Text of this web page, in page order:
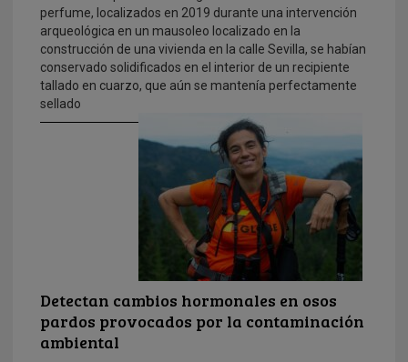
perfume, localizados en 2019 durante una intervención
arqueológica en un mausoleo localizado en la
construcción de una vivienda en la calle Sevilla, se habían
conservado solidificados en el interior de un recipiente
tallado en cuarzo, que aún se mantenía perfectamente
sellado
Detectan cambios hormonales en osos
pardos provocados por la contaminación
ambiental